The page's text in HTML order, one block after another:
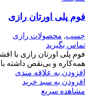
فوم پلی اورتان رازی
چسب, محصولات رازی
تماس بگیرید
فوم پلی اورتان رازی با
همه‌کاره و بی‌نقص داشته
افزودن به علاقه مندی
افزودن به سبد خرید
مشاهده سریع